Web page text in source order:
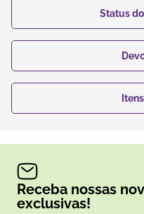
Status
Receba nossas
exclusivas!